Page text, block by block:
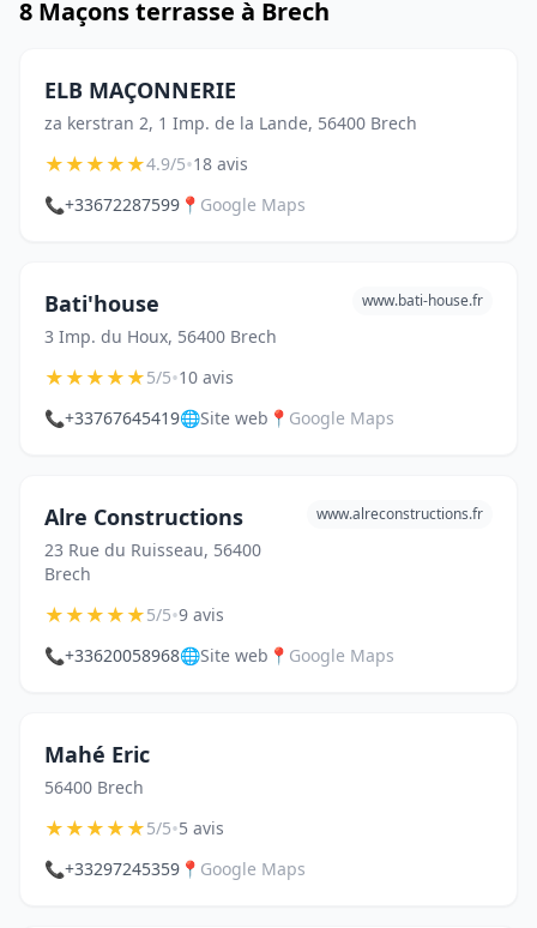
8 Maçons terrasse à Brech
ELB MAÇONNERIE
za kerstran 2, 1 Imp. de la Lande, 56400 Brech
★★★★★4.9/5•18 avis
📞+33672287599 📍 Google Maps
Bati'house
3 Imp. du Houx, 56400 Brech
www.bati-house.fr
★★★★★5/5•10 avis
📞+33767645419🌐Site web 📍 Google Maps
Alre Constructions
23 Rue du Ruisseau, 56400
Brech
www.alreconstructions.fr
★★★★★5/5•9 avis
📞+33620058968🌐Site web 📍 Google Maps
Mahé Eric
56400 Brech
★★★★★5/5•5 avis
📞+33297245359 📍 Google Maps